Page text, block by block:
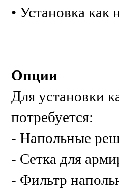
• Установка
Опции
Для установки
потребуется:
- Напольные
- Сетка для
- Фильтр